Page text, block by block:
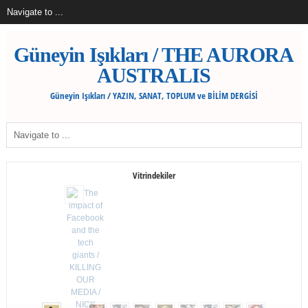
Güneyin Işıkları / THE AURORA
AUSTRALIS
Güneyin Işıkları / YAZIN, SANAT, TOPLUM ve BİLİM DERGİSİ
Vitrindekiler